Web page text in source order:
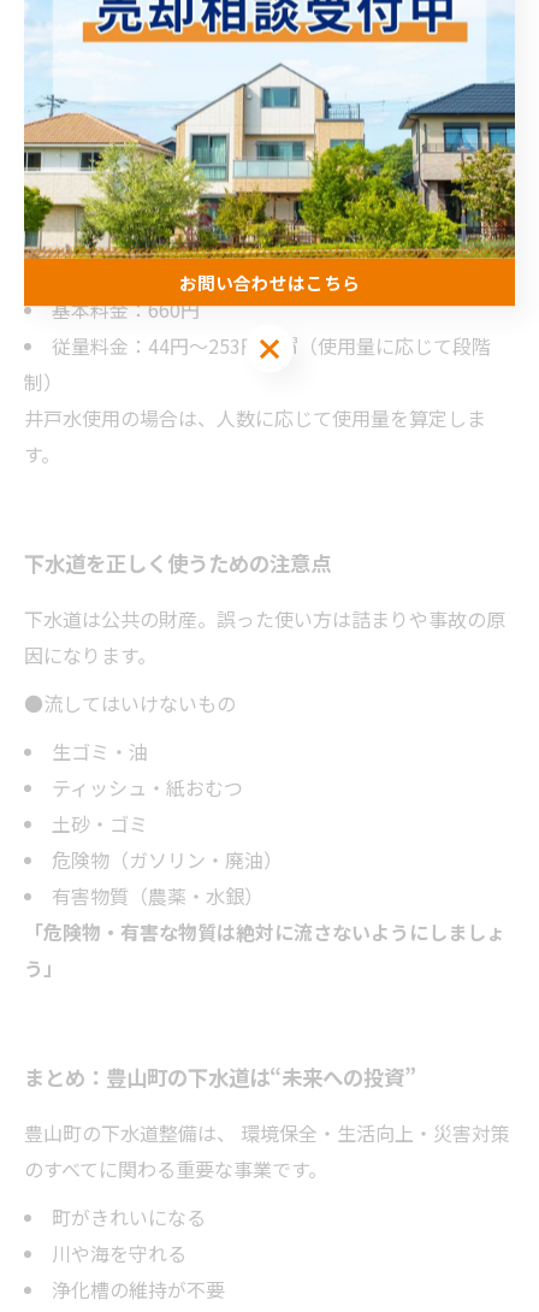
水道代の節約
先着順のため、早めの申請が推奨されています。
下水道使用料について
使用料は「水道の使用量」に応じて計算されます。
●一般家庭の料金（例）
基本料金：660円
従量料金：44円〜253円／㎥（使用量に応じて段階
制）
井戸水使用の場合は、人数に応じて使用量を算定しま
す。
下水道を正しく使うための注意点
下水道は公共の財産。誤った使い方は詰まりや事故の原
因になります。
●流してはいけないもの
生ゴミ・油
ティッシュ・紙おむつ
土砂・ゴミ
危険物（ガソリン・廃油）
有害物質（農薬・水銀）
「危険物・有害な物質は絶対に流さないようにしましょ
う」
まとめ：豊山町の下水道は“未来への投資”
豊山町の下水道整備は、 環境保全・生活向上・災害対策
のすべてに関わる重要な事業です。
町がきれいになる
川や海を守れる
浄化槽の維持が不要
お問い合わせはこちら
お問い合わせはこちら